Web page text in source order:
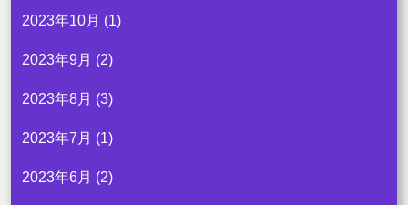
2023年10月 (1)
2023年9月 (2)
2023年8月 (3)
2023年7月 (1)
2023年6月 (2)